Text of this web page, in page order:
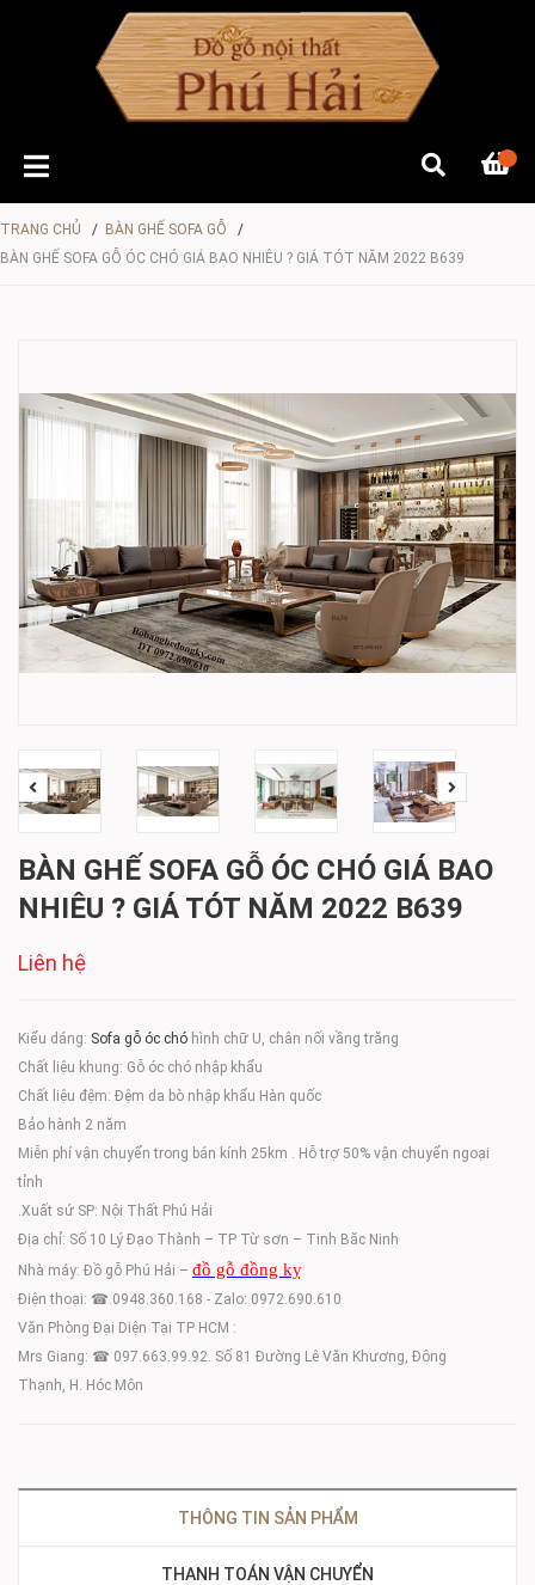
TRANG CHỦ / BÀN GHẾ SOFA GỖ
/
BÀN GHẾ SOFA GỖ ÓC CHÓ GIÁ BAO NHIÊU ? GIÁ TÓT NĂM 2022 B639
BÀN GHẾ SOFA GỖ ÓC CHÓ GIÁ BAO
NHIÊU ? GIÁ TÓT NĂM 2022 B639
Liên hệ
Kiểu dáng: Sofa gỗ óc chó hình chữ U, chân nối vầng trăng
Chất liệu khung: Gỗ óc chó nhập khẩu
Chất liệu đệm: Đệm da bò nhập khẩu Hàn quốc
Bảo hành 2 năm
Miễn phí vận chuyển trong bán kính 25km . Hỗ trợ 50% vận chuyển ngoại
tỉnh
.Xuất sứ SP: Nội Thất Phú Hải
Địa chỉ: Số 10 Lý Đạo Thành – TP Từ sơn – Tinh Băc Ninh
Nhà máy: Đồ gỗ Phú Hải – đồ gỗ đồng kỵ
Điện thoại: ☎.0948.360.168 - Zalo: 0972.690.610
Văn Phòng Đại Diện Tại TP HCM :
Mrs Giang: ☎ 097.663.99.92. Số 81 Đường Lê Văn Khương, Đông
Thạnh, H. Hóc Môn
THÔNG TIN SẢN PHẨM
THANH TOÁN VẬN CHUYỂN